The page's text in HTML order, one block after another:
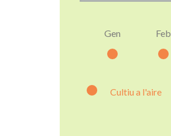
Gen Feb
Cultiu a l'aire